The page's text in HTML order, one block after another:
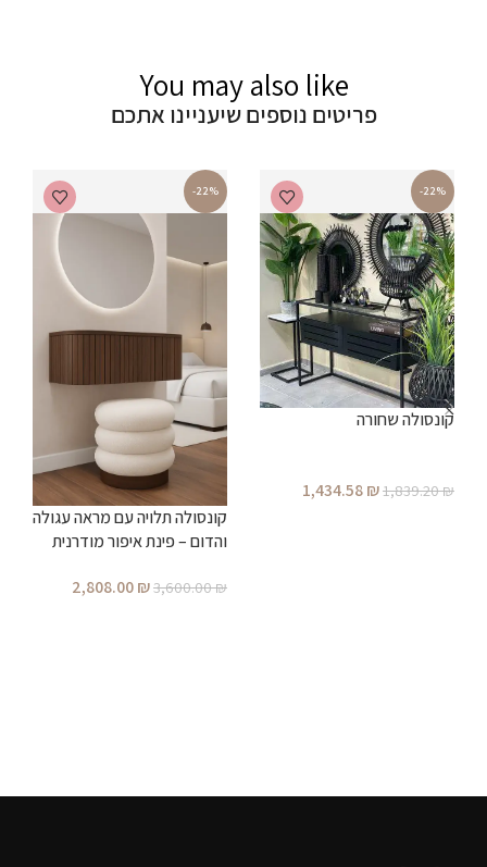
You may also like
פריטים נוספים שיעניינו אתכם
-22%
קונסולה שחורה
1,839.20₪
1,434.58₪
-22%
קונסולה תלויה עם מראה עגולה
והדום – פינת איפור מודרנית
3,600.00₪
2,808.00₪